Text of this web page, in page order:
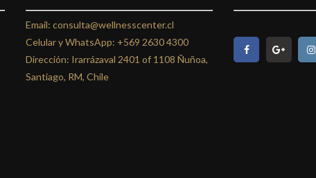
Email: consulta@wellnesscenter.cl
Celular y WhatsApp: +569 2630 4300
Dirección: Irarrázaval 2401 of 1108 Ñuñoa,
Santiago, RM, Chile